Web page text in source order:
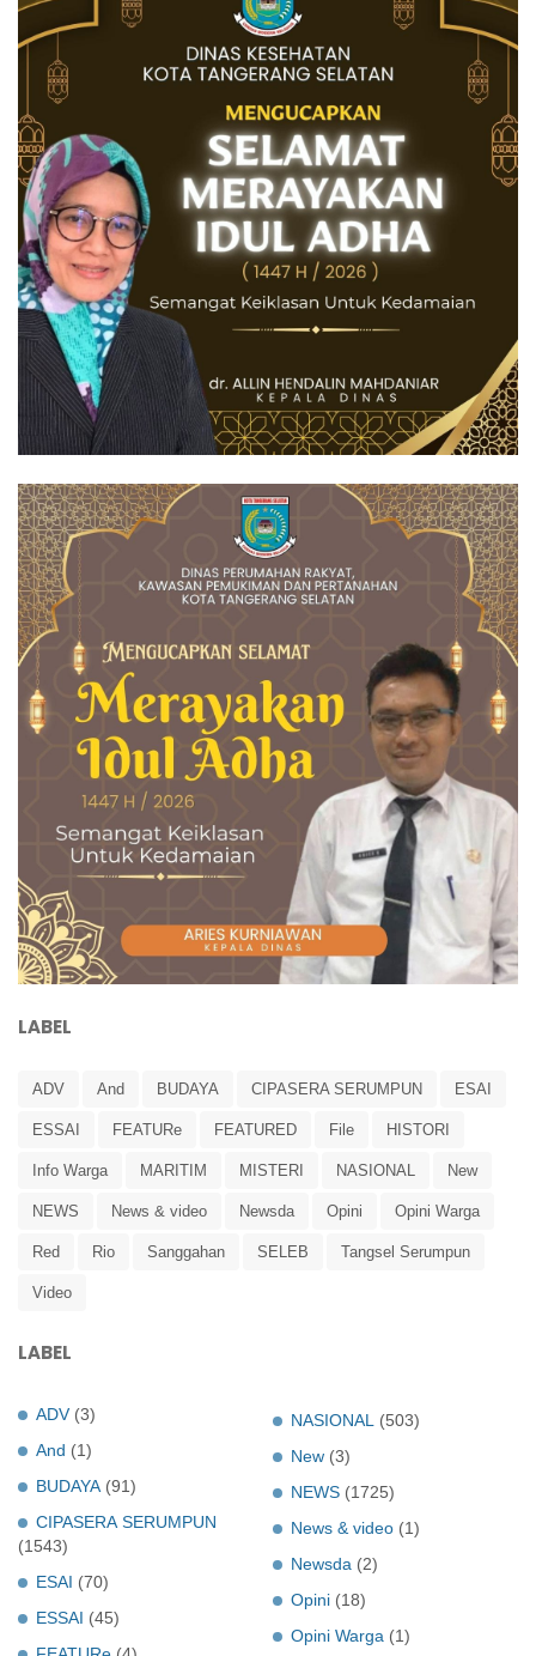
LABEL
ADV And BUDAYA CIPASERA SERUMPUN ESAI
ESSAI FEATURe FEATURED File HISTORI
Info Warga MARITIM MISTERI NASIONAL New
NEWS News & video Newsda Opini Opini Warga
Red Rio Sanggahan SELEB Tangsel Serumpun
Video
LABEL
ADV (3)
And (1)
BUDAYA (91)
CIPASERA SERUMPUN
(1543)
ESAI (70)
ESSAI (45)
NASIONAL
(503)
New (3)
NEWS (1725)
News & video (1)
Newsda (2)
Opini (18)
Opini Warga (1)